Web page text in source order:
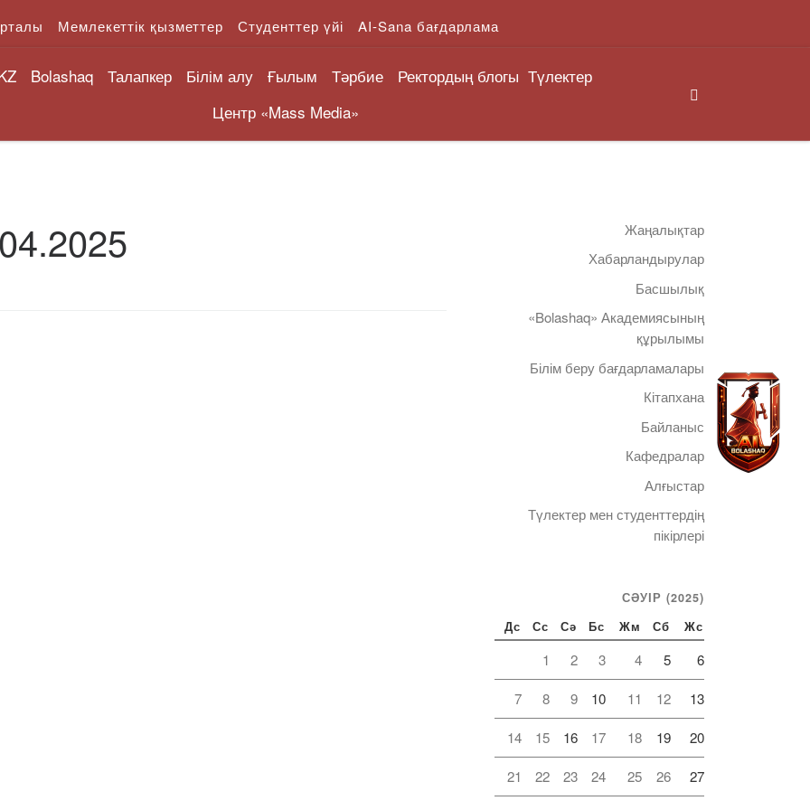
Мемлекеттік қызметтер Студенттер үйі AI-Sana бағдарлама
Bolashaq Талапкер Білім алу Ғылым Тәрбие Ректордың блогы Түлектер
Центр «Mass Media»
Жаңалықтар
Хабарландырулар
Басшылық
«Bolashaq» Академиясының
құрылымы
Білім беру бағдарламалары
Кітапхана
Байланыс
Кафедралар
Алғыстар
Түлектер мен студенттердің
пікірлері
СӘУІР (2025)
Дс Сс Сә Бс Жм Сб Жс
1 2 3 4 5 6
7 8 9 10 11 12 13
14 15 16 17 18 19 20
21 22 23 24 25 26 27
Telegram